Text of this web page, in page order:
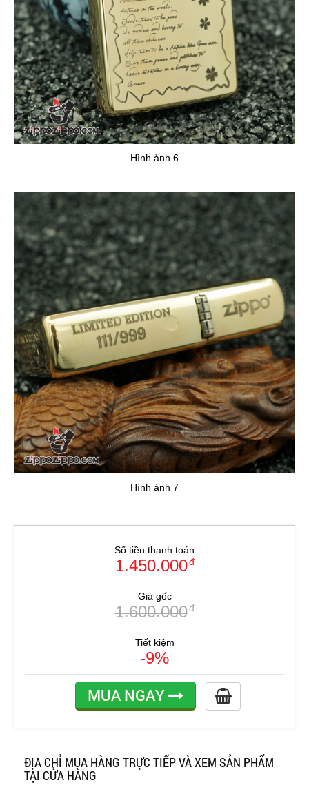
Hình ảnh 6
Hình ảnh 7
Số tiền thanh toán
1.450.000đ
Giá gốc
1.600.000đ
Tiết kiệm
-9%
MUA NGAY
ĐỊA CHỈ MUA HÀNG TRỰC TIẾP VÀ XEM SẢN PHẨM
TẠI CỬA HÀNG